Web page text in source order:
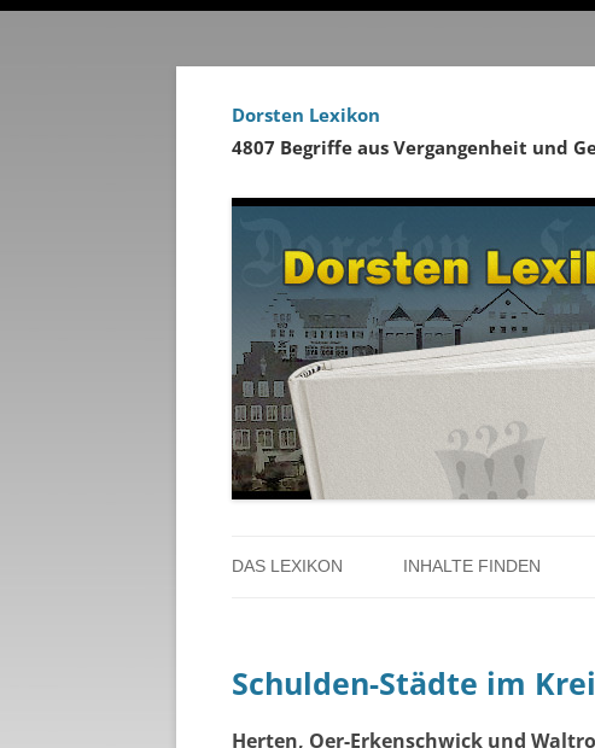
Dorsten Lexikon
4807 Begriffe aus Vergangenheit und
DAS LEXIKON
ÜBER DAS PROJEKT
INHALTE FINDEN
PERSONENREGISTER
RUND UM DIE
Schulden-Städte im
Herten, Oer-Erkenschwick und